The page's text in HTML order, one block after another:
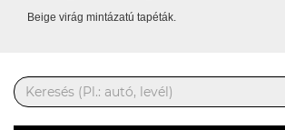
Beige virág mintázatú tapéták.